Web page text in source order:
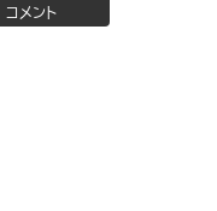
コメント